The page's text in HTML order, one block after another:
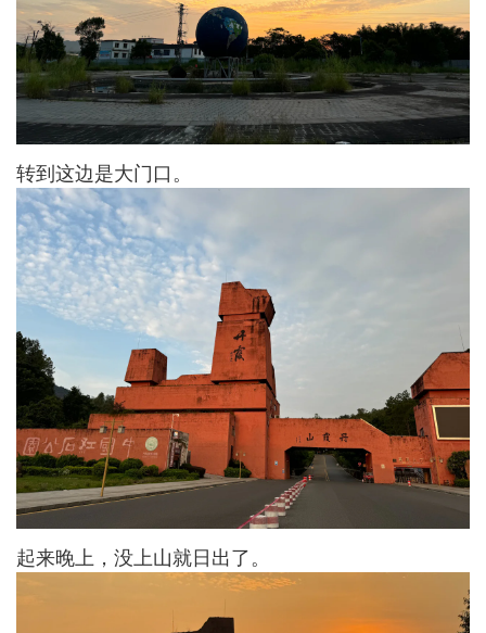
转到这边是大门口。
起来晚上，没上山就日出了。